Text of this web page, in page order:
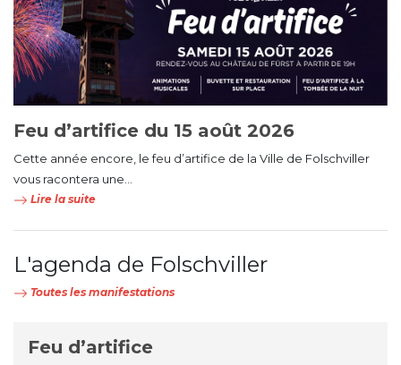
Feu d’artifice du 15 août 2026
Cette année encore, le feu d’artifice de la Ville de Folschviller
vous racontera une...
Lire la suite
L'agenda de Folschviller
Toutes les manifestations
Feu d’artifice